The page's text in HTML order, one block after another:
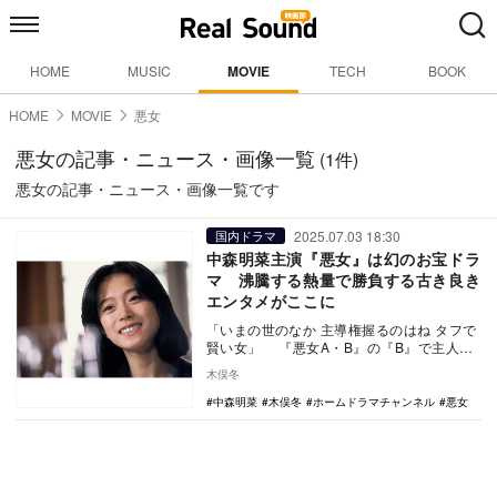
HOME MUSIC MOVIE TECH BOOK
HOME MOVIE 悪女
悪女の記事・ニュース・画像一覧 (1件)
悪女の記事・ニュース・画像一覧です
国内ドラマ 2025.07.03 18:30
中森明菜主演『悪女』は幻のお宝ドラ
マ 沸騰する熱量で勝負する古き良き
エンタメがここに
「いまの世のなか 主導権握るのはね タフで
賢い女」 『悪女A・B』の『B』で主人
る。相棒…
木俣冬
中森明菜
木俣冬 ホームドラマチャンネル 悪女